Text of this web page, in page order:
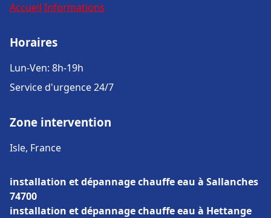
Accueil Informations
Horaires
Lun-Ven: 8h-19h
Service d'urgence 24/7
Zone intervention
Isle, France
installation et dépannage chauffe eau à Sallanches
74700
installation et dépannage chauffe eau à Hettange